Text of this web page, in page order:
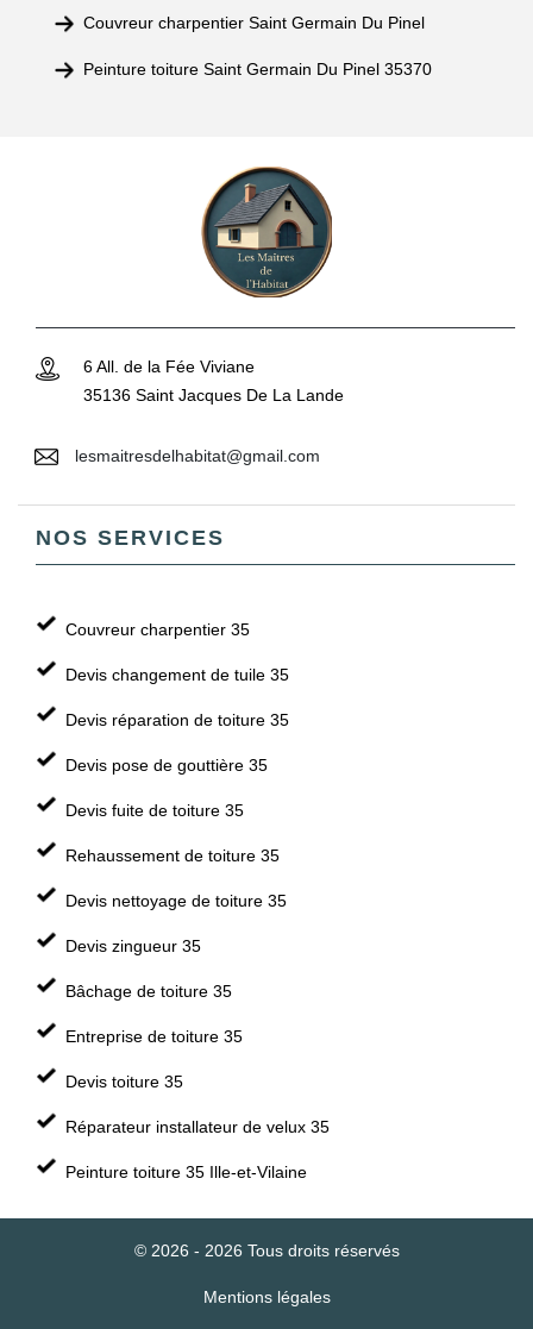
Couvreur charpentier Saint Germain Du Pinel
Peinture toiture Saint Germain Du Pinel 35370
6 All. de la Fée Viviane
35136 Saint Jacques De La Lande
lesmaitresdelhabitat@gmail.com
NOS SERVICES
Couvreur charpentier 35
Devis changement de tuile 35
Devis réparation de toiture 35
Devis pose de gouttière 35
Devis fuite de toiture 35
Rehaussement de toiture 35
Devis nettoyage de toiture 35
Devis zingueur 35
Bâchage de toiture 35
Entreprise de toiture 35
Devis toiture 35
Réparateur installateur de velux 35
Peinture toiture 35 Ille-et-Vilaine
© 2026 - 2026 Tous droits réservés
Mentions légales